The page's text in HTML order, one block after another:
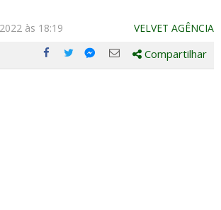
às 18:19 VELVET AGÊNCIA
Compartilhe
Compartilhe
Compartilhe
Compartilhe
Compartilhar